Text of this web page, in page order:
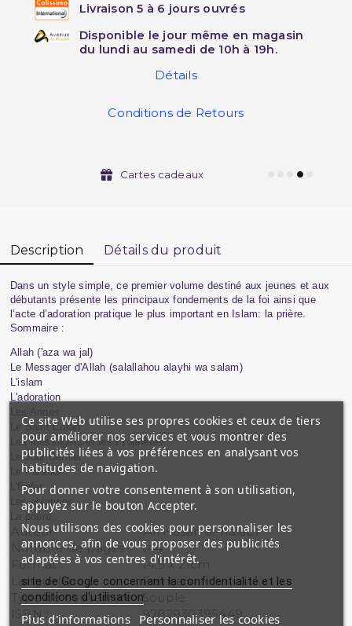
Livraison 5 à 6 jours ouvrés
Disponible le jour même en magasin
du lundi au samedi de 10h à 19h.
Détails
Conditions de Retours
Cartes cadeaux
Description Détails du produit
Dans un style simple, ce premier volume destiné aux jeunes et aux
débutants présente les principaux fondements de la foi ainsi que
l’acte d’adoration pratique le plus important en Islam: la prière.
Sommaire :
Allah ('aza wa jal)
Le Messager d'Allah (salallahou alayhi wa salam)
L'islam
L'adoration
Le Saint Coran
Les Messagers et les Prophètes
Le Jour Dernier
Le Paradis
L'Enfer
Les ablutions
La prière.
Auteur
'Alî Hasan al-halabî
Nombre de pages :
144
Format :
14,5 x 21cm
Langue(s) :
Français
Type de couverture : Souple
ISBN :
9782930395449
Ce site Web utilise ses propres cookies et ceux de tiers
pour améliorer nos services et vous montrer des
publicités liées à vos préférences en analysant vos
habitudes de navigation.
Pour donner votre consentement à son utilisation,
appuyez sur le bouton Accepter.
Nous utilisons des cookies pour personnaliser les
annonces, afin de vous proposer des publicités
adaptées à vos centres d'intérêt.
site de Google concernant la confidentialité et les
conditions d'utilisation
Plus d'informations Personnaliser les cookies